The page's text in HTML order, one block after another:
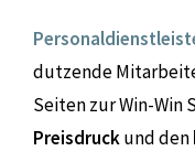
dutzende
Seiten zur Win-Win
Preisdruckund den